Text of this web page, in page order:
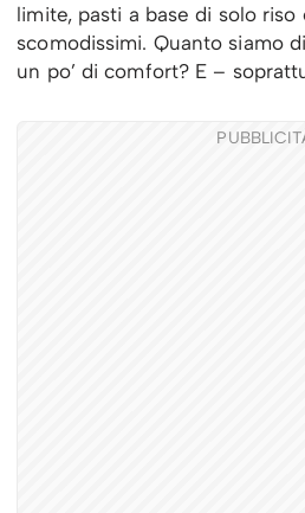
limite, pasti a base di solo
scomodissimi. Quanto siamo
un po’ di comfort? E –